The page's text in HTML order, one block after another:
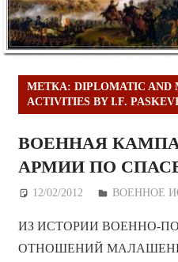
МЕТКА: DIPLOMATIC AND
ACTIVITIES BY I.F.
ВОЕННАЯ
АРМИИ ПО
12/02/2012 Дежурный по
ВОЕННОЕ
ИЗ ИСТОРИИ ВОЕННО-
ОТНОШЕНИЙ МАЛАШЕНКО